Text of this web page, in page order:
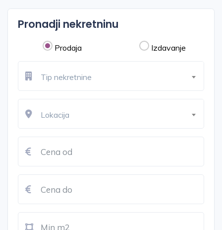
Pronadji nekretninu
Prodaja Izdavanje
Tip nekretnine
Lokacija